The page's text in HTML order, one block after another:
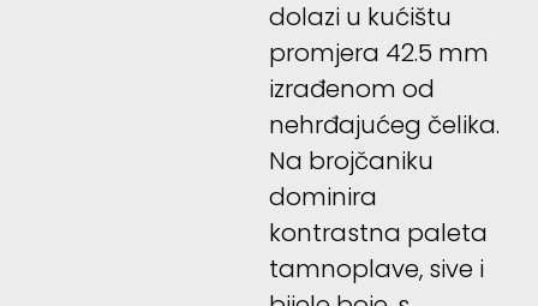
dolazi u kućištu
promjera 42.5 mm
izrađenom od
nehrđajućeg čelika.
Na brojčaniku
dominira
kontrastna paleta
tamnoplave, sive i